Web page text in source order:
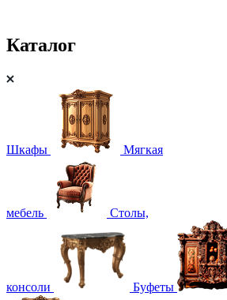
Каталог
Шкафы Мягкая
мебель Столы,
консоли Буфеты